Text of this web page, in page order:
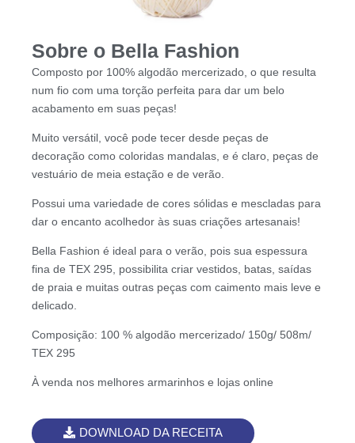
Sobre o Bella Fashion
Composto por 100% algodão mercerizado, o que resulta
num fio com uma torção perfeita para dar um belo
acabamento em suas peças!
Muito versátil, você pode tecer desde peças de
decoração como coloridas mandalas, e é claro, peças de
vestuário de meia estação e de verão.
Possui uma variedade de cores sólidas e mescladas para
dar o encanto acolhedor às suas criações artesanais!
Bella Fashion é ideal para o verão, pois sua espessura
fina de TEX 295, possibilita criar vestidos, batas, saídas
de praia e muitas outras peças com caimento mais leve e
delicado.
Composição: 100 % algodão mercerizado/ 150g/ 508m/
TEX 295
À venda nos melhores armarinhos e lojas online
DOWNLOAD DA RECEITA